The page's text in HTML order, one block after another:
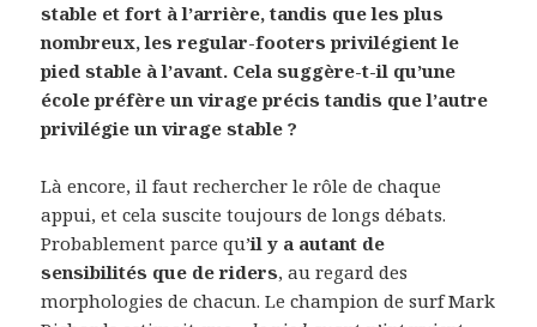
stable et fort à l’arrière, tandis que les plus
nombreux, les regular-footers privilégient le
pied stable à l’avant. Cela suggère-t-il qu’une
école préfère un virage précis tandis que l’autre
privilégie un virage stable ?
Là encore, il faut rechercher le rôle de chaque
appui, et cela suscite toujours de longs débats.
Probablement parce qu’il y a autant de
sensibilités que de riders, au regard des
morphologies de chacun. Le champion de surf Mark